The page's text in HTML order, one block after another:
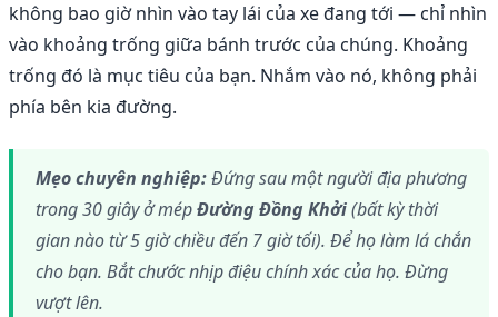
không bao giờ nhìn vào tay lái của xe đang tới — chỉ nhìn
vào khoảng trống giữa bánh trước của chúng. Khoảng
trống đó là mục tiêu của bạn. Nhắm vào nó, không phải
phía bên kia đường.
Mẹo chuyên nghiệp:Đứng sau một người địa phương
trong 30 giây ở mépĐường Đồng Khởi(bất kỳ thời
gian nào từ 5 giờ chiều đến 7 giờ tối). Để họ làm lá chắn
cho bạn. Bắt chước nhịp điệu chính xác của họ. Đừng
vượt lên.